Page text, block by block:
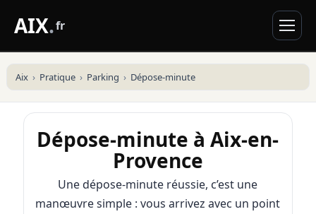
AIX.fr
Aix Pratique Parking Dépose-minute
Dépose-minute à Aix-en-
Provence
Une dépose-minute réussie, c’est une
manœuvre simple : vous arrivez avec un point